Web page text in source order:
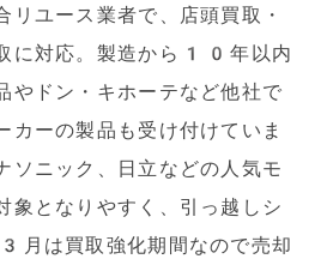
リユース業者で、店頭買取・
に対応。製造から10年以内
やドン・キホーテなど他社で
カーの製品も受け付けていま
ソニック、日立などの人気モ
象となりやすく、引っ越しシ
は買取強化期間なので売却